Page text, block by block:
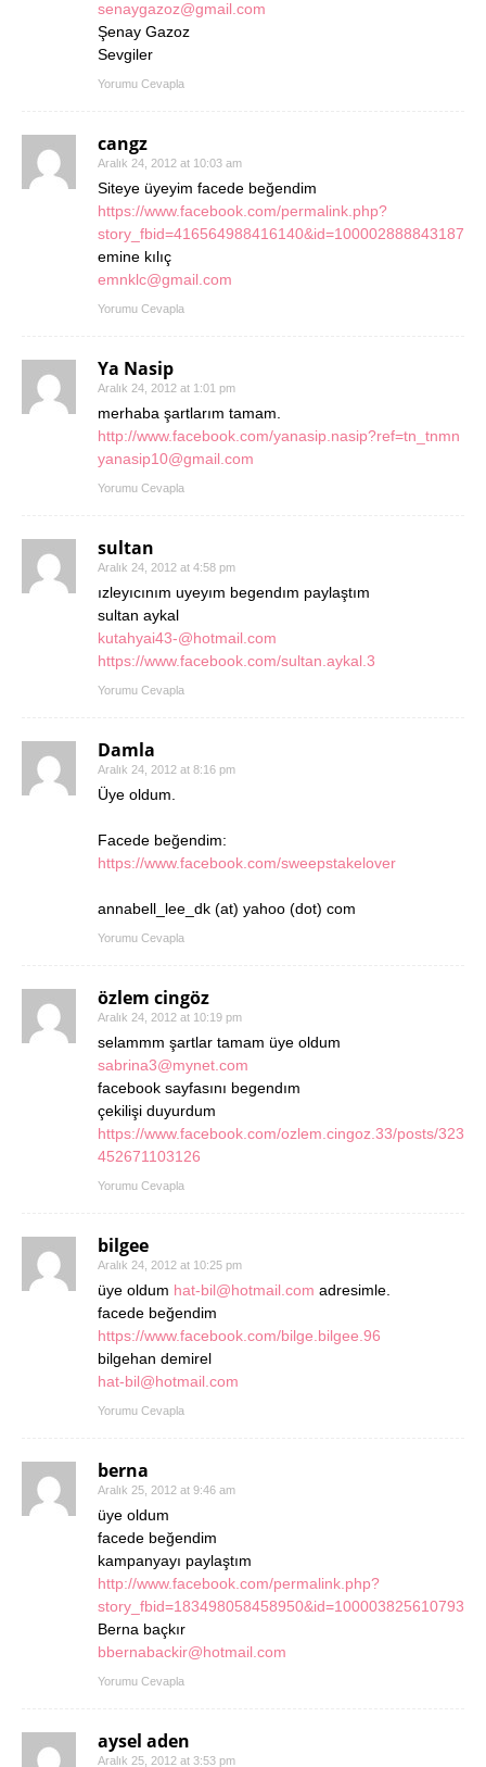
senaygazoz@gmail.com
Şenay Gazoz
Sevgiler
Yorumu Cevapla
cangz
Aralık 24, 2012 at 10:03 am
Siteye üyeyim facede beğendim
https://www.facebook.com/permalink.php?
story_fbid=416564988416140&id=100002888843187
emine kılıç
emnklc@gmail.com
Yorumu Cevapla
Ya Nasip
Aralık 24, 2012 at 1:01 pm
merhaba şartlarım tamam.
http://www.facebook.com/yanasip.nasip?ref=tn_tnmn
yanasip10@gmail.com
Yorumu Cevapla
sultan
Aralık 24, 2012 at 4:58 pm
ızleyıcınım uyeyım begendım paylaştım
sultan aykal
kutahyai43-@hotmail.com
https://www.facebook.com/sultan.aykal.3
Yorumu Cevapla
Damla
Aralık 24, 2012 at 8:16 pm
Üye oldum.
Facede beğendim:
https://www.facebook.com/sweepstakelover
annabell_lee_dk (at) yahoo (dot) com
Yorumu Cevapla
özlem cingöz
Aralık 24, 2012 at 10:19 pm
selammm şartlar tamam üye oldum
sabrina3@mynet.com
facebook sayfasını begendım
çekilişi duyurdum
https://www.facebook.com/ozlem.cingoz.33/posts/323
452671103126
Yorumu Cevapla
bilgee
Aralık 24, 2012 at 10:25 pm
üye oldum hat-bil@hotmail.com adresimle.
facede beğendim
https://www.facebook.com/bilge.bilgee.96
bilgehan demirel
hat-bil@hotmail.com
Yorumu Cevapla
berna
Aralık 25, 2012 at 9:46 am
üye oldum
facede beğendim
kampanyayı paylaştım
http://www.facebook.com/permalink.php?
story_fbid=183498058458950&id=100003825610793
Berna baçkır
bbernabackir@hotmail.com
Yorumu Cevapla
aysel aden
Aralık 25, 2012 at 3:53 pm